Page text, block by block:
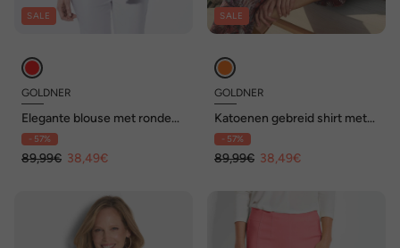
SALE
GOLDNER
Elegante blouse met ronde
hals
- 57%
89,99€ 38,49€
SALE
GOLDNER
Katoenen gebreid shirt met
korte mouwen
- 57%
89,99€ 38,49€